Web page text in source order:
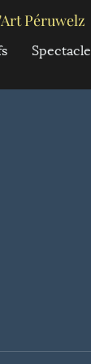
Péruwelz
Spectacle